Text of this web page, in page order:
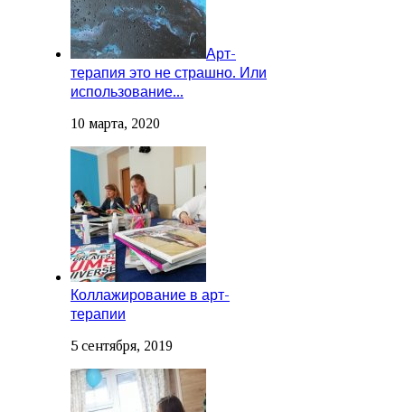
Арт-
терапия это не страшно. Или
использование...
10 марта, 2020
Коллажирование в арт-
терапии
5 сентября, 2019